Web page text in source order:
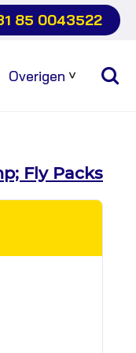
85 0043522
Overigen
Sub
Fly Packs